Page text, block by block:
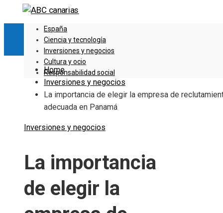
España
Ciencia y tecnología
Inversiones y negocios
Cultura y ocio
Responsabilidad social
Home
Inversiones y negocios
La importancia de elegir la empresa de
adecuada en Panamá
Inversiones y negocios
La importancia
de elegir la